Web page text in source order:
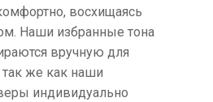
восхищаясь
Наши избранные тона
вручную для
так же как наши
индивидуально